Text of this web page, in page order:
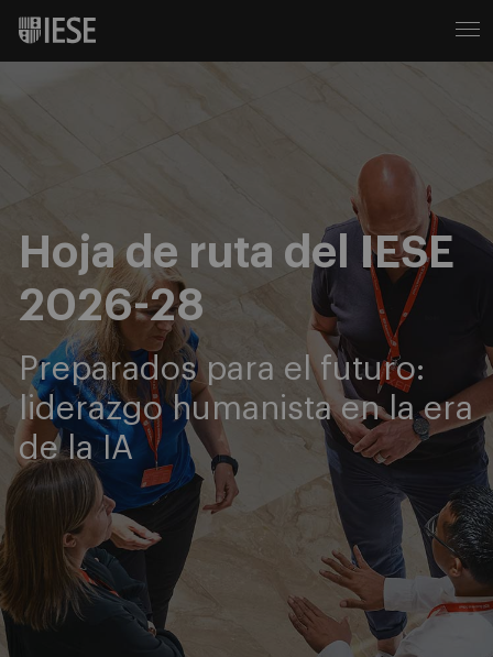
Hoja de ruta del IESE
2026-28
Preparados para el futuro:
liderazgo humanista en la era
de la IA